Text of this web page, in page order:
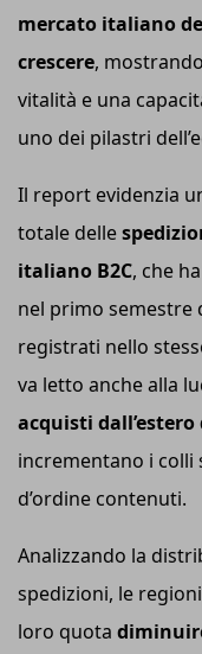
mercato italiano
crescere,
vitalità e una
uno dei pilastri
Il report evidenzia
totale delle
italiano B2C, che
nel primo semestre
registrati nello
va letto anche alla
acquisti
incrementano i colli
d’ordine contenuti.
Analizzando la
spedizioni, le
loro quota